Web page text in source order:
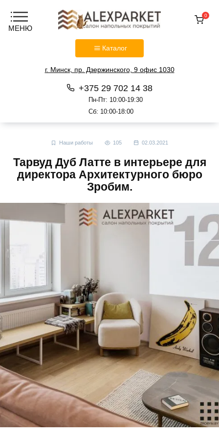
Каталог
г. Минск, пр. Дзержинского, 9 офис 1030
+375 29 702 14 38
Пн-Пт: 10:00-19:30
Сб: 10:00-18:00
0
Наши работы 105 02.03.2021
Тарвуд Дуб Латте в интерьере для
директора Архитектурного бюро
Зробим.